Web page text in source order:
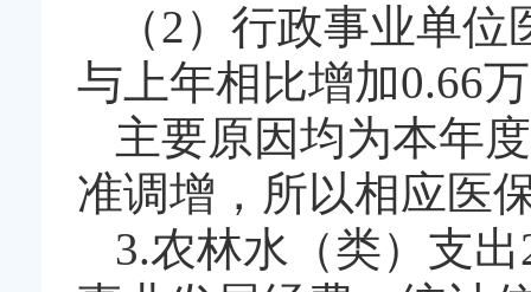
（2）行政事业单
与上年相比增加0.66
主要原因均为本年
准调增，所以相应医
3.农林水（类）支